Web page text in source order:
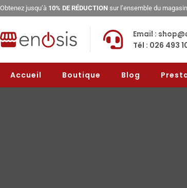
Obtenez jusqu’à 10% DE RÉDUCTION sur l’ensemble du
Email :
Tél : 026 493
Accueil Boutique Blog